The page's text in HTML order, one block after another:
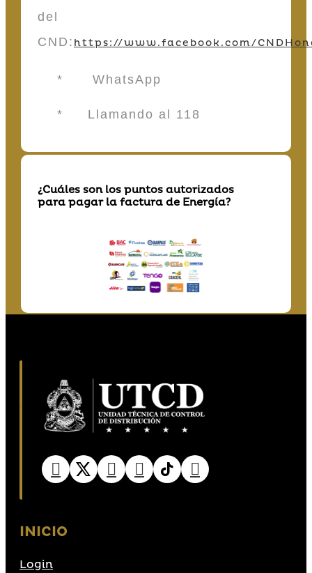
del
CND: https://www.facebook.com/
* WhatsApp
* Llamando al 118
¿Cuáles son los puntos autorizados
para pagar la factura de Energía?
INICIO
Login